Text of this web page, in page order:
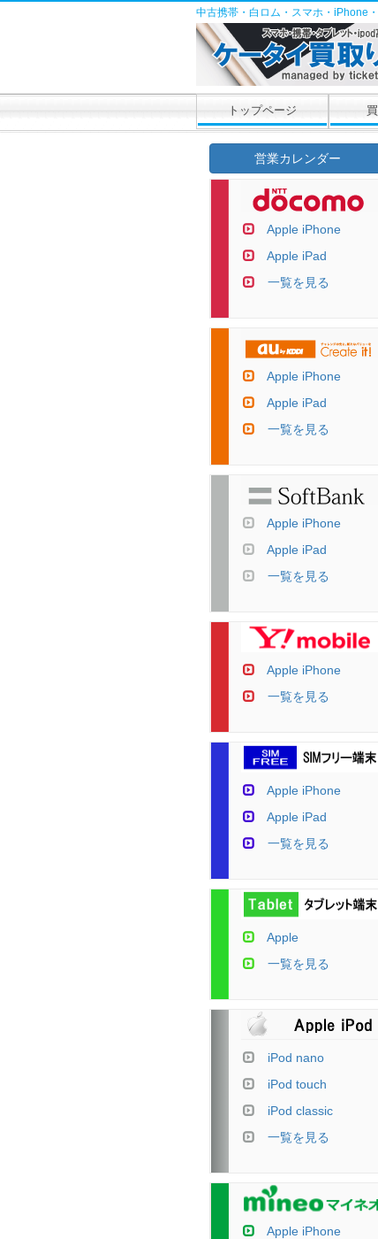
中古携帯・白ロム・スマホ・iPhone
トップページ
営業カレンダー
Apple iPhone
Apple iPad
一覧を見る
Apple iPhone
Apple iPad
一覧を見る
Apple iPhone
Apple iPad
一覧を見る
Apple iPhone
一覧を見る
Apple iPhone
Apple iPad
一覧を見る
Apple
一覧を見る
iPod nano
iPod touch
iPod classic
一覧を見る
Apple iPhone